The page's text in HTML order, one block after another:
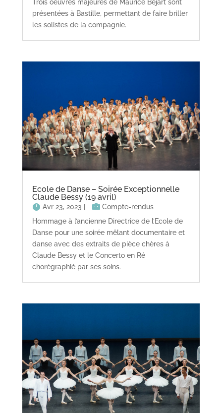
Trois oeuvres majeures de Maurice Béjart sont
présentées à Bastille, permettant de faire briller
les solistes de la compagnie.
Ecole de Danse – Soirée Exceptionnelle
Claude Bessy (19 avril)
Avr 23, 2023 |
Compte-rendus
Hommage à l’ancienne Directrice de l’Ecole de
Danse pour une soirée mêlant documentaire et
danse avec des extraits de pièce chères à
Claude Bessy et le Concerto en Ré
chorégraphié par ses soins.